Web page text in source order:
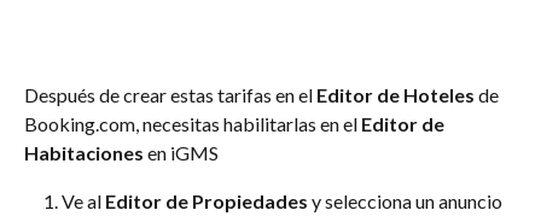
Después de crear estas tarifas en el Editor de Hoteles de
Booking.com, necesitas habilitarlas en el Editor de
Habitaciones en iGMS
Ve al Editor de Propiedades y selecciona un anuncio